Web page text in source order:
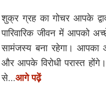
शुक्र ग्रह का गोचर आपके
पारिवारिक जीवन में आपको
सामंजस्य बना रहेगा। आपका
और आपके विरोधी परास्त
से...आगे पढ़ें